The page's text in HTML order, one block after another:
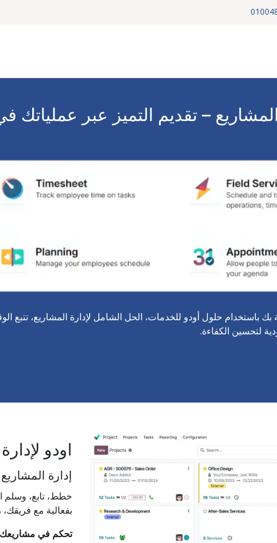
المشاريع – تقديم التميز عبر عملياتك
باستخدام حلول أودو للخدمات، الحل الشامل لإدارة المشاريع، تتبع
لتحسين الكفاءة.
اودو
إدارة
خطط، تابع، وسلم
بفعالية مع
تحكم في مشاريعك